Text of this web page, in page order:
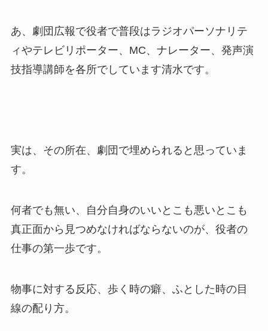
あ、劇団広報で役者で普段はラジオパーソナリテ
ィやテレビリポーター、MC、ナレーター、発声演
技指導講師を各所でしています清水です。
実は、その所在、劇団で埋められると思っていま
す。
何者でも無い、自分自身のいいとこも悪いとこも
真正面から見つめなければならないのが、役者の
仕事の第一歩です。
物事に対する反応、歩く時の癖、ふとした時の目
線の配り方。